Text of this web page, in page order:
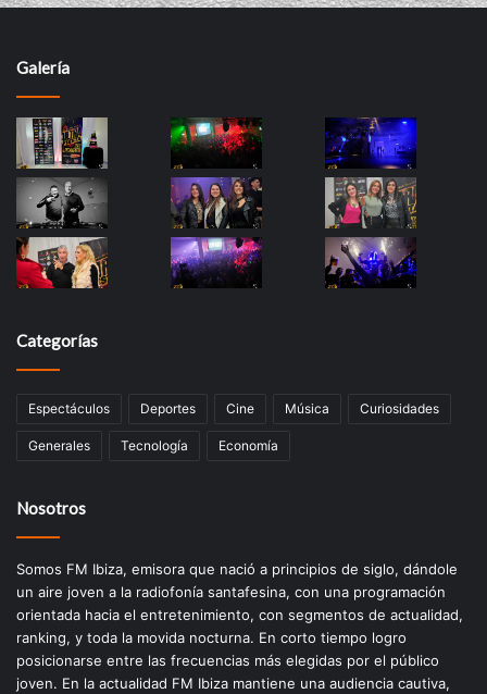
Galería
Categorías
Espectáculos Deportes Cine Música Curiosidades
Generales Tecnología Economía
Nosotros
Somos FM Ibiza, emisora que nació a principios de siglo, dándole
un aire joven a la radiofonía santafesina, con una programación
orientada hacia el entretenimiento, con segmentos de actualidad,
ranking, y toda la movida nocturna. En corto tiempo logro
posicionarse entre las frecuencias más elegidas por el público
joven. En la actualidad FM Ibiza mantiene una audiencia cautiva,